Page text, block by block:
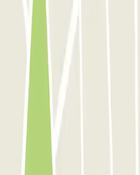
Adolfo Suárez de Madrid-Barajas (MAD)
Terminal 4 de l'Aeroport de Adolfo Suárez
Terminal 1 de l'Aeroport de Adolfo Suárez
reservats
Barcelona-El Prat (BCN)
Barcelona-El Prat